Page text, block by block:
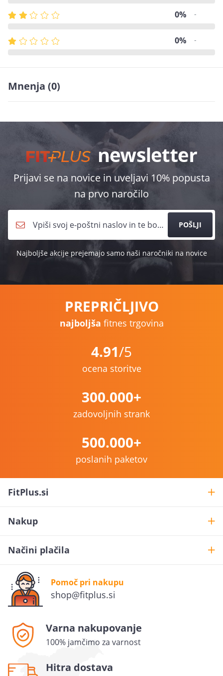
0% -
0% -
Mnenja (0)
Želiš10% popusta?
Prijavi se na novice in uveljavi 10% popusta na prvo
naročilo.
S tem dajem privolitev, da se moj osebni podatek (e-
Prijavi se na novice in uveljavi 10% popusta
na prvo naročilo
POŠLJI
Najboljše akcije prejemajo samo naši naročniki na novice
PREPRIČLJIVO
najboljša fitnes trgovina
4.91/5
ocena storitve
300.000+
zadovoljnih strank
500.000+
poslanih paketov
FitPlus.si
Nakup
Načini plačila
Pomoč pri nakupu
shop@fitplus.si
Varna nakupovanje
100% jamčimo za varnost
Hitra dostava